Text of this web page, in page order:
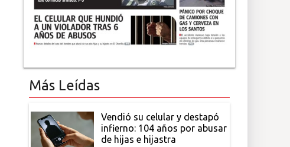
Más Leídas
Vendió su celular y destapó
infierno: 104 años por abusar
de hijas e hijastra